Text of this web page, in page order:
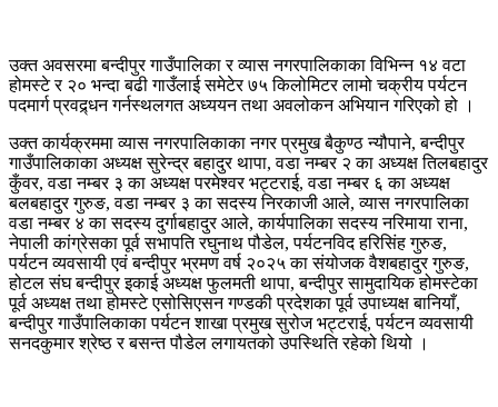
उक्त अवसरमा बन्दीपुर गाउँपालिका र व्यास नगरपालिकाका विभिन्न १४ वटा
होमस्टे र २० भन्दा बढी गाउँलाई समेटेर ७५ किलोमिटर लामो चक्रीय पर्यटन
पदमार्ग प्रवद्र्धन गर्नस्थलगत अध्ययन तथा अवलोकन अभियान गरिएको हो ।
उक्त कार्यक्रममा व्यास नगरपालिकाका नगर प्रमुख बैकुण्ठ न्यौपाने, बन्दीपुर
गाउँपालिकाका अध्यक्ष सुरेन्द्र बहादुर थापा, वडा नम्बर २ का अध्यक्ष तिलबहादुर
कुँवर, वडा नम्बर ३ का अध्यक्ष परमेश्वर भट्टराई, वडा नम्बर ६ का अध्यक्ष
बलबहादुर गुरुङ, वडा नम्बर ३ का सदस्य निरकाजी आले, व्यास नगरपालिका
वडा नम्बर ४ का सदस्य दुर्गाबहादुर आले, कार्यपालिका सदस्य नरिमाया राना,
नेपाली कांग्रेसका पूर्व सभापति रघुनाथ पौडेल, पर्यटनविद हरिसिंह गुरुङ,
पर्यटन व्यवसायी एवं बन्दीपुर भ्रमण वर्ष २०२५ का संयोजक वैशबहादुर गुरुङ,
होटल संघ बन्दीपुर इकाई अध्यक्ष फुलमती थापा, बन्दीपुर सामुदायिक होमस्टेका
पूर्व अध्यक्ष तथा होमस्टे एसोसिएसन गण्डकी प्रदेशका पूर्व उपाध्यक्ष बानियाँ,
बन्दीपुर गाउँपालिकाका पर्यटन शाखा प्रमुख सुरोज भट्टराई, पर्यटन व्यवसायी
सनदकुमार श्रेष्ठ र बसन्त पौडेल लगायतको उपस्थिति रहेको थियो ।